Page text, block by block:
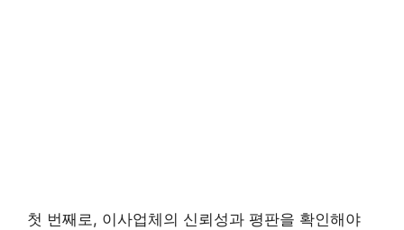
첫 번째로, 이사업체의 신뢰성과 평판을 확인해야